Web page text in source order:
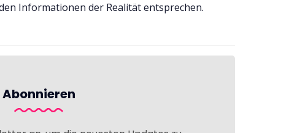
Informationen der Realität entsprechen.
Abonnieren